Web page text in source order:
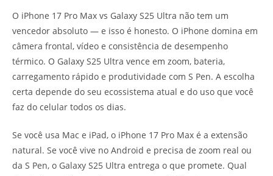
O iPhone 17 Pro Max vs Galaxy S25 Ultra não tem um
vencedor absoluto — e isso é honesto. O iPhone domina em
câmera frontal, vídeo e consistência de desempenho
térmico. O Galaxy S25 Ultra vence em zoom, bateria,
carregamento rápido e produtividade com S Pen. A escolha
certa depende do seu ecossistema atual e do uso que você
faz do celular todos os dias.
Se você usa Mac e iPad, o iPhone 17 Pro Max é a extensão
natural. Se você vive no Android e precisa de zoom real ou
da S Pen, o Galaxy S25 Ultra entrega o que promete. Qual